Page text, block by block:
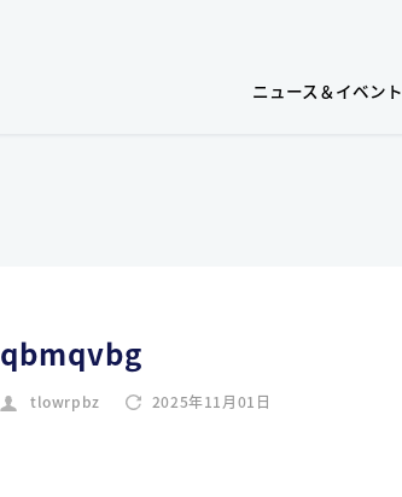
ニュース＆イベント
qbmqvbg
tlowrpbz 2025年11月01日